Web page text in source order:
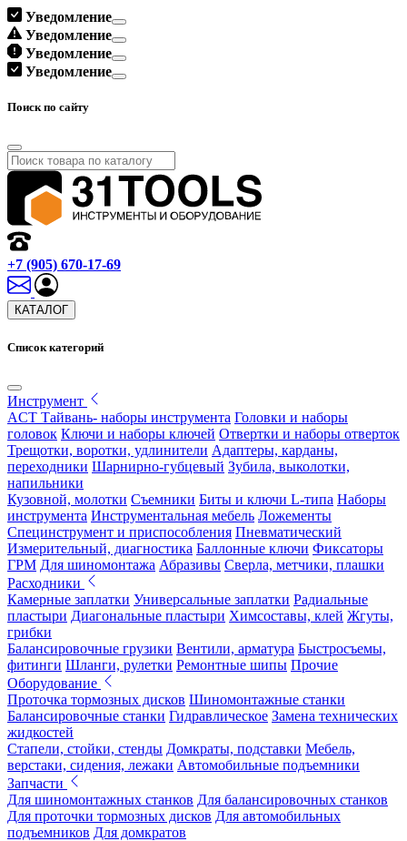
Уведомление
Уведомление
Уведомление
Уведомление
Поиск по сайту
+7 (905) 670-17-69
КАТАЛОГ
Список категорий
Инструмент
ACT Тайвань- наборы инструмента Головки и наборы
головок Ключи и наборы ключей Отвертки и наборы отверток
Трещотки, воротки, удлинители Адаптеры, карданы,
переходники Шарнирно-губцевый Зубила, выколотки,
напильники
Кузовной, молотки Съемники Биты и ключи L-типа Наборы
инструмента Инструментальная мебель Ложементы
Специнструмент и приспособления Пневматический
Измерительный, диагностика Баллонные ключи Фиксаторы
ГРМ Для шиномонтажа Абразивы Сверла, метчики, плашки
Расходники
Камерные заплатки Универсальные заплатки Радиальные
пластыри Диагональные пластыри Химсоставы, клей Жгуты,
грибки
Балансировочные грузики Вентили, арматура Быстросъемы,
фитинги Шланги, рулетки Ремонтные шипы Прочие
Оборудование
Проточка тормозных дисков Шиномонтажные станки
Балансировочные станки Гидравлическое Замена технических
жидкостей
Стапели, стойки, стенды Домкраты, подставки Мебель,
верстаки, сидения, лежаки Автомобильные подъемники
Запчасти
Для шиномонтажных станков Для балансировочных станков
Для проточки тормозных дисков Для автомобильных
подъемников Для домкратов